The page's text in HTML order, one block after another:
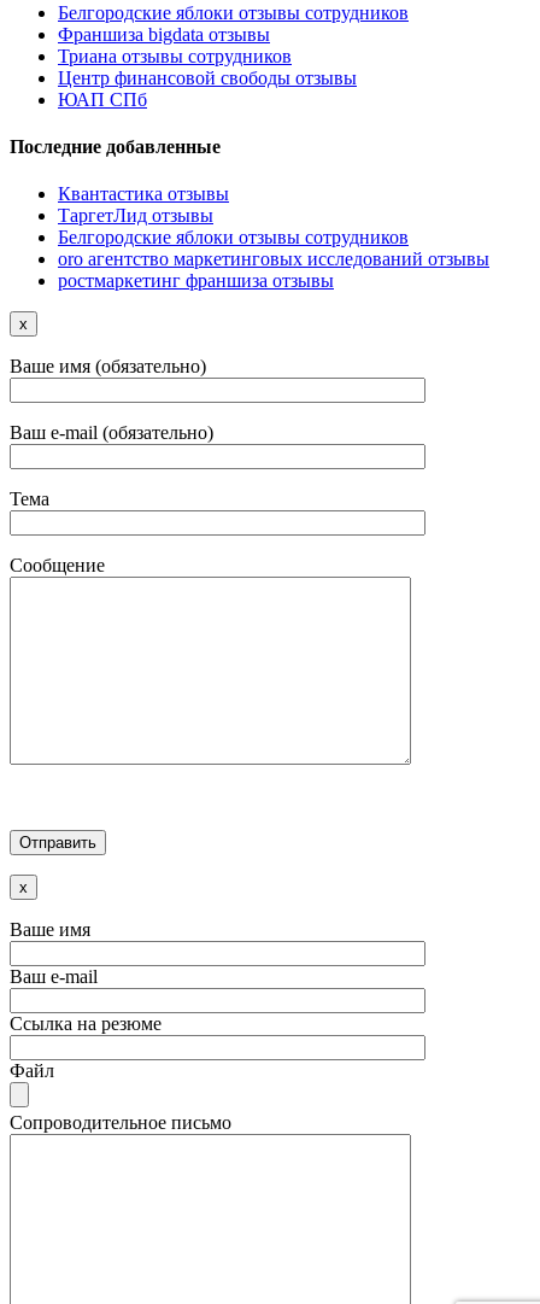
Белгородские яблоки отзывы сотрудников
Франшиза bigdata отзывы
Триана отзывы сотрудников
Центр финансовой свободы отзывы
ЮАП СПб
Последние добавленные
Квантастика отзывы
ТаргетЛид отзывы
Белгородские яблоки отзывы сотрудников
oro агентство маркетинговых исследований отзывы
ростмаркетинг франшиза отзывы
x
Ваше имя (обязательно)
Ваш e-mail (обязательно)
Тема
Сообщение
x
Ваше имя
Ваш e-mail
Ссылка на резюме
Файл
Сопроводительное письмо